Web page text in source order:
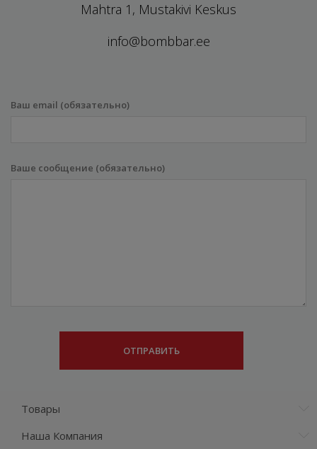
Mahtra 1, Mustakivi Keskus
info@bombbar.ee
Ваш email (обязательно)
Ваше сообщение (обязательно)
Товары
Наша Компания